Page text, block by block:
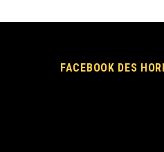
FACEBOOK DES